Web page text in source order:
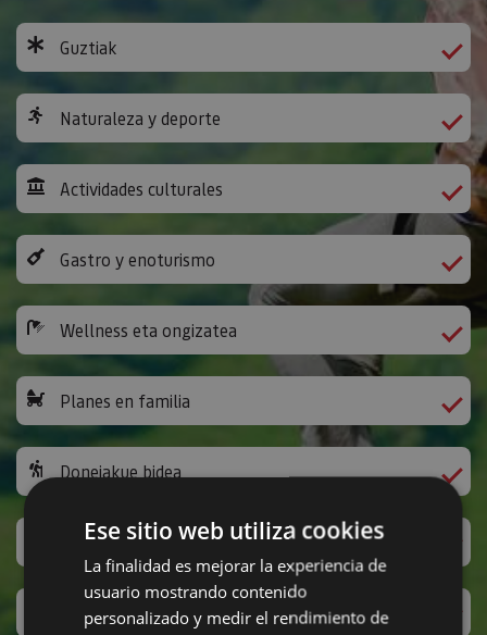
Guztiak
Naturaleza y deporte
Actividades culturales
Gastro y enoturismo
Wellness eta ongizatea
Planes en familia
Donejakue bidea
Jarduera ludikoak eta bestelakoak
Sanferminak
Ese sitio web utiliza cookies
La finalidad es mejorar la experiencia de
usuario mostrando contenido
personalizado y medir el rendimiento de